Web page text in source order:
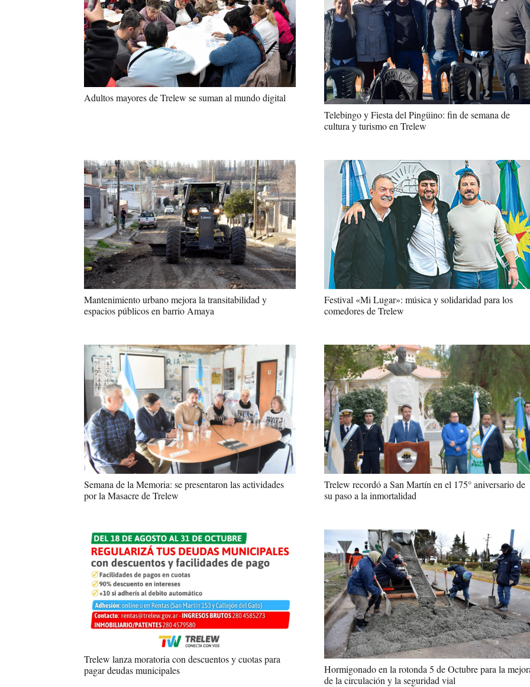
Adultos mayores de Trelew se suman al mundo digital
Telebingo y Fiesta del Pingüino: fin de semana de
cultura y turismo en Trelew
Mantenimiento urbano mejora la transitabilidad y
espacios públicos en barrio Amaya
Festival «Mi Lugar»: música y solidaridad para los
comedores de Trelew
Semana de la Memoria: se presentaron las actividades
por la Masacre de Trelew
Trelew recordó a San Martín en el 175° aniversario de
su paso a la inmortalidad
Trelew lanza moratoria con descuentos y cuotas para
pagar deudas municipales
Hormigonado en la rotonda 5 de Octubre para la
de la circulación y la seguridad vial